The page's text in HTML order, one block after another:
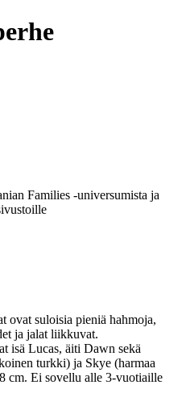
Families -universumista ja
ovat suloisia pieniä hahmoja,
ja jalat liikkuvat.
isä Lucas, äiti Dawn sekä
turkki) ja Skye (harmaa
cm. Ei sovellu alle 3-vuotiaille